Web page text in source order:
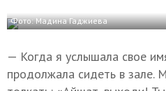
Фото: Мадина Гаджиева
— Когда я услышала свое
продолжала сидеть в зале.